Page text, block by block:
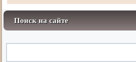
Поиск на сайте